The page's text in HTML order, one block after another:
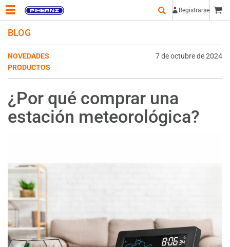
Registrarse
BLOG
NOVEDADES
PRODUCTOS
7 de octubre de 2024
¿Por qué comprar una
estación meteorológica?